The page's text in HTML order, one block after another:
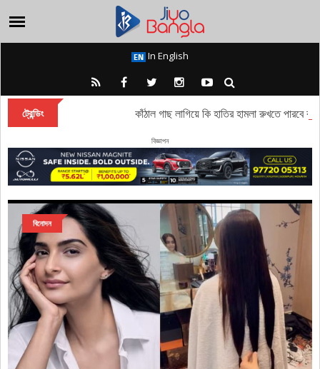
In English
ট্রেন্ডিং ১৫ হাজার কাঁঠাল গাছ লাগিয়ে কি হাতির হামলা রুখতে পারবে
বিজ্ঞাপন
বিনোদন